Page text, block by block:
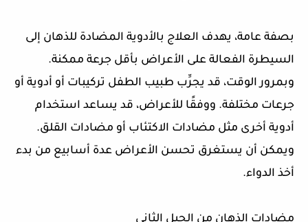
بصفة عامة، يهدف العلاج بالأدوية المضادة للذهان إلى
السيطرة الفعالة على الأعراض بأقل جرعة ممكنة.
وبمرور الوقت، قد يجرِّب طبيب الطفل تركيبات أو أدوية أو
جرعات مختلفة. ووفقًا للأعراض، قد يساعد استخدام
أدوية أخرى مثل مضادات الاكتئاب أو مضادات القلق.
ويمكن أن يستغرق تحسن الأعراض عدة أسابيع من بدء
أخذ الدواء.
مضادات الذهان من الجيل الثاني